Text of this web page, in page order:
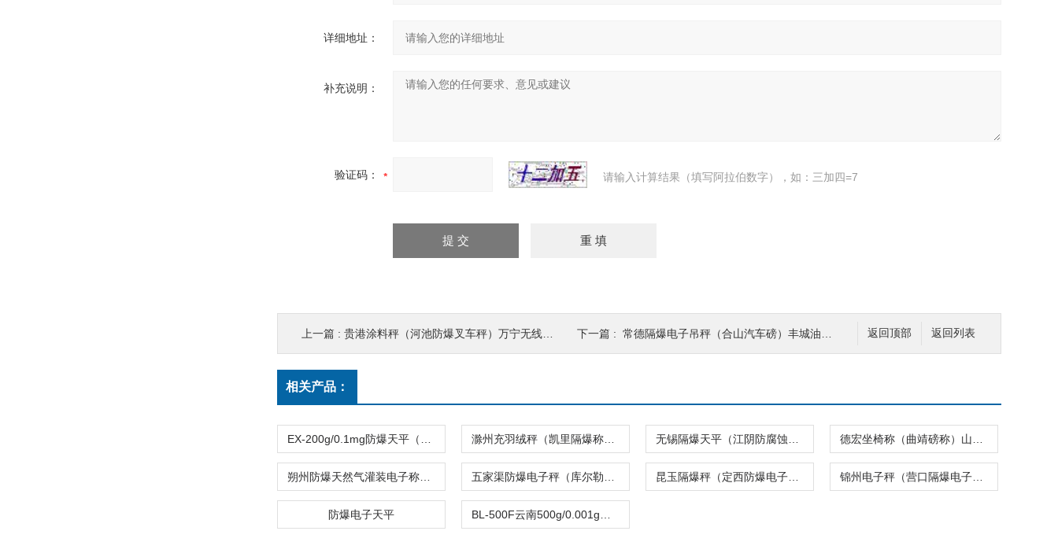
详细地址：
补充说明：
验证码： 请输入计算结果（填写阿拉伯数字），如：三加四=7
返回列表
返回顶部
上一篇 : 贵港涂料秤（河池防爆叉车秤）万宁无线吊秤 下一篇 : 常德隔爆电子吊秤（合山汽车磅）丰城油桶秤
相关产品：
防爆电子天平